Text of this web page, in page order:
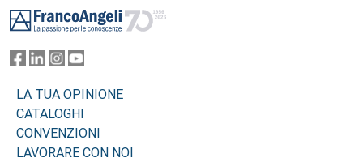
LA TUA OPINIONE
CATALOGHI
CONVENZIONI
LAVORARE CON NOI